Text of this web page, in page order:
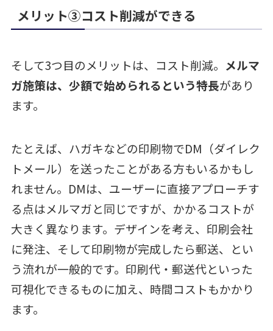
メリット③コスト削減ができる
そして3つ目のメリットは、コスト削減。 メルマ
ガ施策は、少額で始められるという特長があり
ます。
たとえば、ハガキなどの印刷物でDM（ダイレク
トメール）を送ったことがある方もいるかもし
れません。DMは、ユーザーに直接アプローチす
る点はメルマガと同じですが、かかるコストが
大きく異なります。デザインを考え、印刷会社
に発注、そして印刷物が完成したら郵送、とい
う流れが一般的です。印刷代・郵送代といった
可視化できるものに加え、時間コストもかかり
ます。